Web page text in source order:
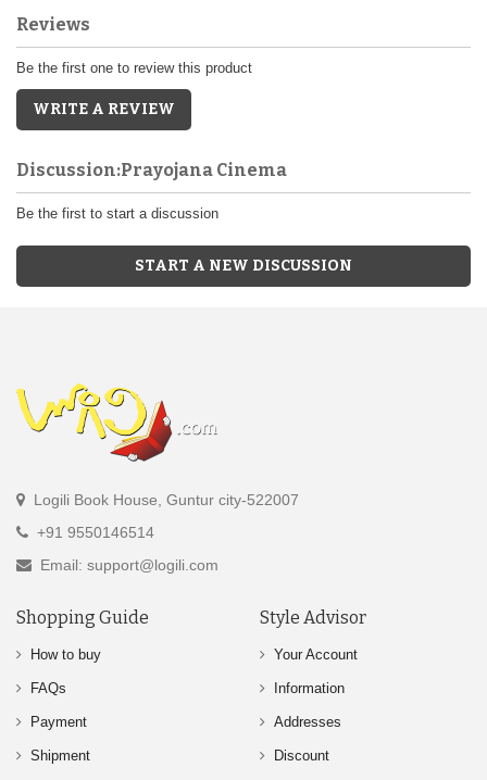
Reviews
Be the first one to review this product
WRITE A REVIEW
Discussion:Prayojana Cinema
Be the first to start a discussion
START A NEW DISCUSSION
Logili Book House, Guntur city-522007
+91 9550146514
Email: support@logili.com
Shopping Guide
How to buy
FAQs
Payment
Shipment
Style Advisor
Your Account
Information
Addresses
Discount